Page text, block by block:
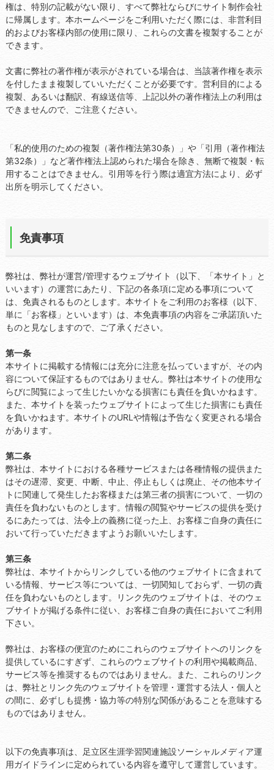
権は、特別の記載がない限り、すべて弊社ならびにサイト制作会社
に帰属します。本ホームページをご利用いただく際には、非営利目
的およびお客様内部の使用に限り、これらの文書を複製することが
できます。
文書に弊社の著作権が表示がされている場合は、当該著作権を表示
を付したまま複製していいただくことが必要です。営利目的による
複製、あるいは翻訳、有線送信等、上記以外の著作権法上の利用は
できませんので、ご注意ください。
「私的使用のための複製（著作権法第30条）」や「引用（著作権法
第32条）」など著作権法上認められた場合を除き、無断で複製・転
用することはできません。引用等を行う際は適宜方法により、必ず
出所を明示してください。
免責事項
弊社は、弊社が運営/管理するウェブサイト（以下、「本サイト」と
いいます）の運営にあたり、下記の各条項に定める事項について
は、免責されるものとします。本サイトをご利用のお客様（以下、
単に「お客様」といいます）は、本免責事項の内容をご承諾頂いた
ものと見なしますので、ご了承ください。
第一条
本サイトに掲載する情報には充分に注意を払っていますが、その内
容について保証するものではありません。弊社は本サイトの使用な
らびに閲覧によって生じたいかなる損害にも責任を負いかねます。
また、本サイトを装ったウェブサイトによって生じた損害にも責任
を負いかねます。本サイトのURLや情報は予告なく変更される場合
があります。
第二条
弊社は、本サイトにおける各種サービスまたは各種情報の提供また
はその遅滞、変更、中断、中止、停止もしくは廃止、その他本サイ
トに関連して発生したお客様または第三者の損害について、一切の
責任を負わないものとします。情報の閲覧やサービスの提供を受け
るにあたっては、法令上の義務に従った上、お客様ご自身の責任に
おいて行っていただきますようお願いいたします。
第三条
弊社は、本サイトからリンクしている他のウェブサイトに含まれて
いる情報、サービス等については、一切関知しておらず、一切の責
任を負わないものとします。リンク先のウェブサイトは、そのウェ
ブサイトが掲げる条件に従い、お客様ご自身の責任においてご利用
下さい。
弊社は、お客様の便宜のためにこれらのウェブサイトへのリンクを
提供しているにすぎず、これらのウェブサイトの利用や掲載商品、
サービス等を推奨するものではありません。また、これらのリンク
は、弊社とリンク先のウェブサイトを管理・運営する法人・個人と
の間に、必ずしも提携・協力等の特別な関係があることを意味する
ものではありません。
以下の免責事項は、足立区生涯学習関連施設ソーシャルメディア運
用ガイドラインに定められている内容を遵守して運営しています。